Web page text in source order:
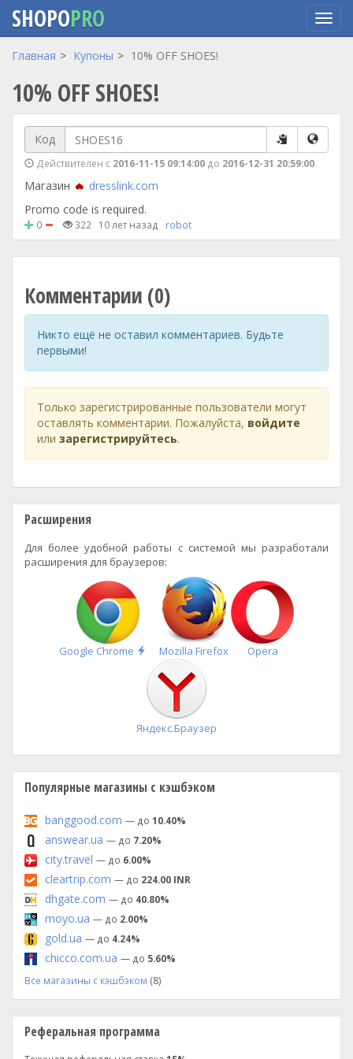
Перейти
основному
содержанию
SHOPOPRO
Главная Купоны 10% OFF SHOES!
10% OFF SHOES!
Код
Действителен с 2016-11-15 09:14:00 до 2016-12-31 20:59:00
Магазин
dresslink.com
Promo code is required.
0 322 10 лет назад robot
Комментарии (0)
Никто ещё не оставил комментариев. Будьте
первыми!
Только зарегистрированные пользователи могут
оставлять комментарии. Пожалуйста, войдите
или зарегистрируйтесь.
Расширения
Для более удобной работы с системой мы разработали
расширения для браузеров:
Google Chrome
Быстрая
установка
Mozilla Firefox Opera
Яндекс.Браузер
Популярные магазины с кэшбэком
banggood.com — до 10.40%
answear.ua — до 7.20%
city.travel — до 6.00%
cleartrip.com — до 224.00 INR
dhgate.com — до 40.80%
moyo.ua — до 2.00%
gold.ua — до 4.24%
chicco.com.ua — до 5.60%
Все магазины с кэшбэком (8)
Реферальная программа